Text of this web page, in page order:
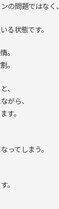
の問題ではなく、
る状態です。
。
。
、
がら、
す。
ってしまう。
。